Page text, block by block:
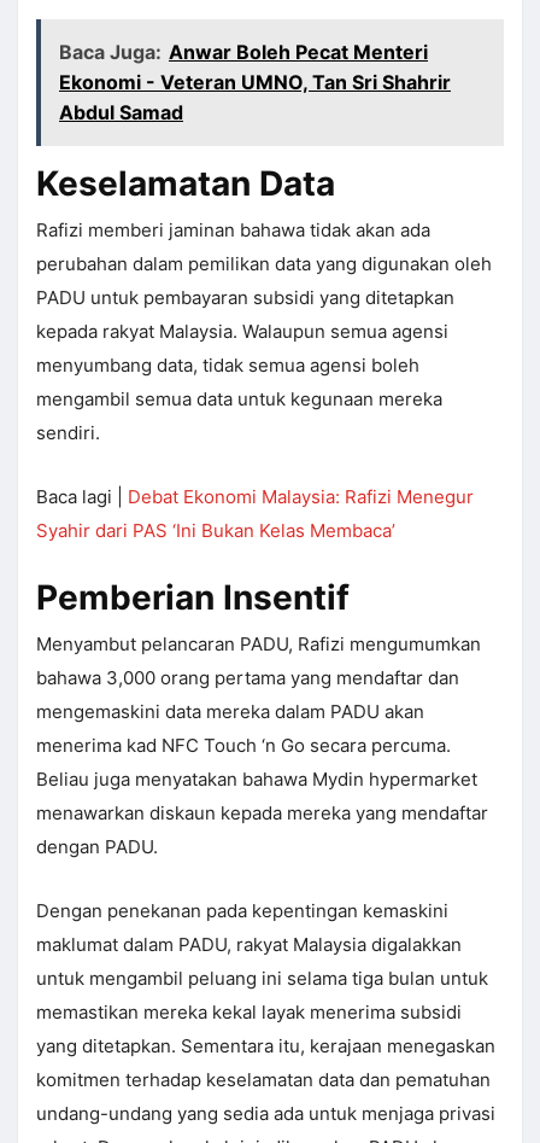
Baca Juga: Anwar Boleh Pecat Menteri
Ekonomi - Veteran UMNO, Tan Sri Shahrir
Abdul Samad
Keselamatan Data
Rafizi memberi jaminan bahawa tidak akan ada
perubahan dalam pemilikan data yang digunakan oleh
PADU untuk pembayaran subsidi yang ditetapkan
kepada rakyat Malaysia. Walaupun semua agensi
menyumbang data, tidak semua agensi boleh
mengambil semua data untuk kegunaan mereka
sendiri.
Baca lagi | Debat Ekonomi Malaysia: Rafizi Menegur
Syahir dari PAS ‘Ini Bukan Kelas Membaca’
Pemberian Insentif
Menyambut pelancaran PADU, Rafizi mengumumkan
bahawa 3,000 orang pertama yang mendaftar dan
mengemaskini data mereka dalam PADU akan
menerima kad NFC Touch ‘n Go secara percuma.
Beliau juga menyatakan bahawa Mydin hypermarket
menawarkan diskaun kepada mereka yang mendaftar
dengan PADU.
Dengan penekanan pada kepentingan kemaskini
maklumat dalam PADU, rakyat Malaysia digalakkan
untuk mengambil peluang ini selama tiga bulan untuk
memastikan mereka kekal layak menerima subsidi
yang ditetapkan. Sementara itu, kerajaan menegaskan
komitmen terhadap keselamatan data dan pematuhan
undang-undang yang sedia ada untuk menjaga privasi